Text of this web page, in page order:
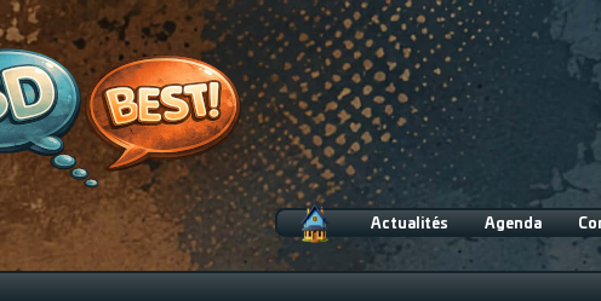
Actualités Agenda